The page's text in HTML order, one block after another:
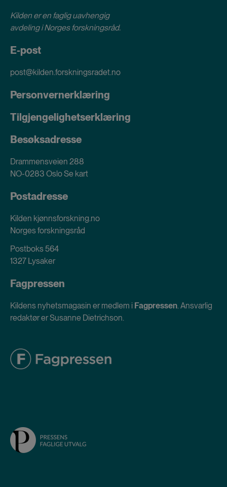
Kilden er en faglig uavhengig
avdeling iNorges forskningsråd.
E-post
post@kilden.forskningsradet.no
Personvernerklæring
Tilgjengelighetserklæring
Besøksadresse
Drammensveien 288
NO-0283 OsloSe kart
Postadresse
Kilden kjønnsforskning.no
Norges forskningsråd
Postboks 564
1327 Lysaker
Fagpressen
Kildens nyhetsmagasin er medlem i Fagpressen. Ansvarlig
redaktør er Susanne Dietrichson.